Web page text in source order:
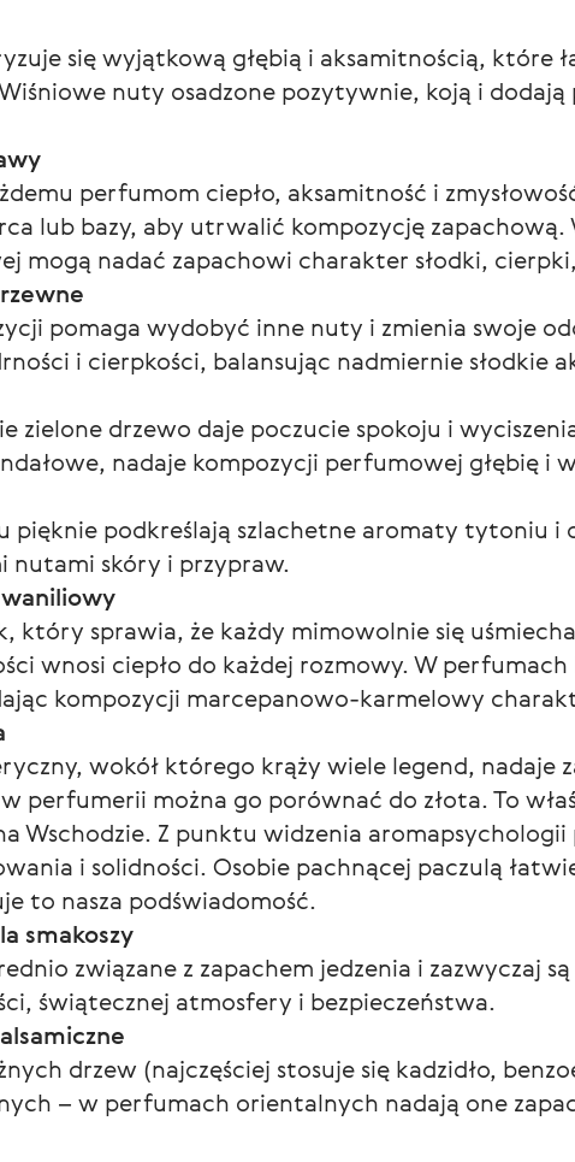
się wyjątkową głębią i aksamitnością, które
nuty osadzone pozytywnie, koją i
perfumom ciepło, aksamitność i
lub bazy, aby utrwalić kompozycję zapachową.
mogą nadać zapachowi charakter słodki,
pomaga wydobyć inne nuty i zmienia swoje
i cierpkości, balansując nadmiernie słodkie
zielone drzewo daje poczucie spokoju i
nadaje kompozycji perfumowej głębię i
pięknie podkreślają szlachetne aromaty tytoniu i
nutami skóry i przypraw.
który sprawia, że każdy mimowolnie się
wnosi ciepło do każdej rozmowy. W
kompozycji marcepanowo-karmelowy
wokół którego krąży wiele legend, nadaje
perfumerii można go porównać do złota. To
Wschodzie. Z punktu widzenia
i solidności. Osobie pachnącej paczulą
to nasza podświadomość.
smakoszy
związane z zapachem jedzenia i zazwyczaj
świątecznej atmosfery i bezpieczeństwa.
drzew (najczęściej stosuje się kadzidło,
– w perfumach orientalnych nadają one